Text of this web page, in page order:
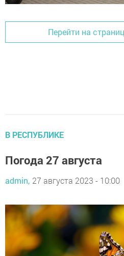
Перейти на
В РЕСПУБЛИКЕ
Погода 27 августа
admin, 27 августа 2023 - 10:00